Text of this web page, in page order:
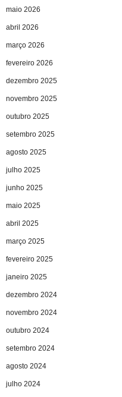
maio 2026
abril 2026
março 2026
fevereiro 2026
dezembro 2025
novembro 2025
outubro 2025
setembro 2025
agosto 2025
julho 2025
junho 2025
maio 2025
abril 2025
março 2025
fevereiro 2025
janeiro 2025
dezembro 2024
novembro 2024
outubro 2024
setembro 2024
agosto 2024
julho 2024